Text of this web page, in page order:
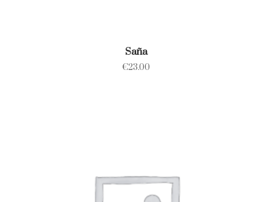
Saña
€23.00